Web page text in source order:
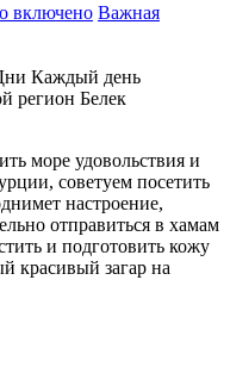
включено Важная
Каждый день
регион Белек
море удовольствия и
советуем посетить
настроение,
отправиться в хамам
и подготовить кожу
красивый загар на